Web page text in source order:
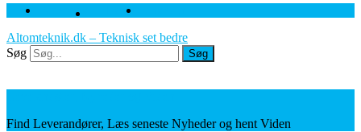
Facebook Twitter
Altomteknik.dk – Teknisk set bedre
Søg
Søg
Find Leverandører, Læs seneste Nyheder og hent Viden